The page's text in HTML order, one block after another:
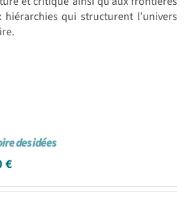
hiérarchies qui structurent l’univers
des idées
€